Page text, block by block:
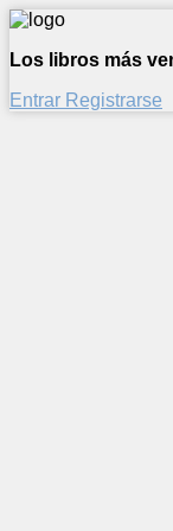
Los libros más
Entrar Registrarse